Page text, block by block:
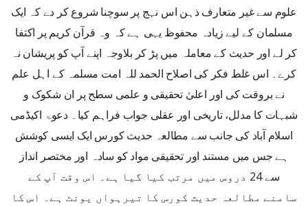
علوم سے غیر متعارف ذہن اس نہج پر سوچنا شروع کر دے کہ ایک
مسلمان کے لیے زیادہ محفوظ یہی ہے کہ وہ قرآن کریم پر اکتفا
کر لے اور حدیث کے معاملہ میں پڑ کر بلاوجہ اپنے آپ کو پریشان نہ
کرے۔ اس غلط فکر کی اصلاح الحمد للہ امت مسلمہ کے اہل علم
نے بروقت کی اور اعلیٰ تحقیقی و علمی سطح پر ان شکوک و
شبہات کا مدلل، تاریخی اور عقلی جواب فراہم کیا۔ دعوۃ اکیڈمی
اسلام آباد کی جانب سے مطالعہ حدیث کورس ایک ایسی کوشش
ہے جس میں مستند اور تحقیقی مواد کو سادہ اور مختصر انداز
سے 24 دروس میں مرتب کیا گیا ہے۔ اس وقت آپ کے
سامنے مطالعہ حدیث کورس کا تیرہواں یونٹ ہے۔ اس کا